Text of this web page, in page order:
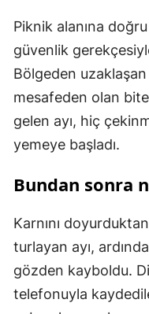
Piknik alanına
güvenlik
Bölgeden
mesafeden olan
gelen ayı, hiç
yemeye başladı.
Bundan sonra
Karnını
turlayan ayı,
gözden kayboldu.
telefonuyla